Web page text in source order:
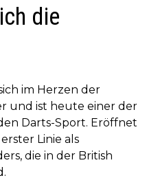
die
im Herzen der
und ist heute einer der
Darts-Sport. Eröffnet
Linie als
die in der British